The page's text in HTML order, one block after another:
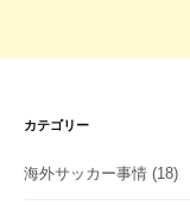
カテゴリー
海外サッカー事情 (18)